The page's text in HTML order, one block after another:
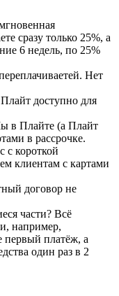
сразу только 25%, а
6 недель, по 25%
Нет
доступно для
в Плайте (а Плайт
в рассрочке.
с короткой
клиентам с картами
договор не
части? Всё
например,
первый платёж, а
один раз в 2